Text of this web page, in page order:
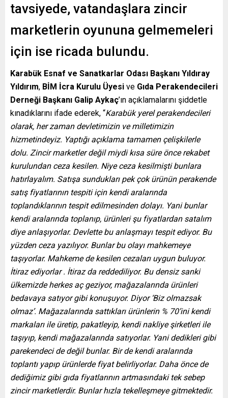
tavsiyede, vatandaşlara zincir
marketlerin oyununa gelmemeleri
için ise ricada bulundu.
Karabük Esnaf ve Sanatkarlar Odası Başkanı Yıldıray
Yıldırım, BİM İcra Kurulu Üyesi ve Gıda Perakendecileri
Derneği Başkanı Galip Aykaç’ın açıklamalarını şiddetle
kınadıklarını ifade ederek, “Karabük yerel perakendecileri
olarak, her zaman devletimizin ve milletimizin
hizmetindeyiz. Yaptığı açıklama tamamen çelişkilerle
dolu. Zincir marketler değil miydi kısa süre önce rekabet
kurulundan ceza kesilen. Niye ceza kesilmişti bunlara
hatırlayalım. Satışa sundukları pek çok ürünün perakende
satış fiyatlarının tespiti için kendi aralarında
toplandıklarının tespit edilmesinden dolayı. Yani bunlar
kendi aralarında toplanıp, ürünleri şu fiyatlardan satalım
diye anlaşıyorlar. Devlette bu anlaşmayı tespit ediyor. Bu
yüzden ceza yazılıyor. Bunlar bu olayı mahkemeye
taşıyorlar. Mahkeme de kesilen cezaları uygun buluyor.
İtiraz ediyorlar . İtiraz da reddediliyor. Bu densiz sanki
ülkemizde herkes aç geziyor, mağazalarında ürünleri
bedavaya satıyor gibi konuşuyor. Diyor ‘Biz olmazsak
olmaz’. Mağazalarında sattıkları ürünlerin % 70’ini kendi
markaları ile üretip, pakatleyip, kendi nakliye şirketleri ile
taşıyıp, kendi mağazalarında satıyorlar. Yani dedikleri gibi
parekendeci de değil bunlar. Bir de kendi aralarında
toplantı yapıp ürünlerde fiyat belirliyorlar. Daha önce de
dediğimiz gibi gıda fiyatlarının artmasındaki tek sebep
zincir marketlerdir. Bunlar hızla tekelleşmeye gitmektedir.